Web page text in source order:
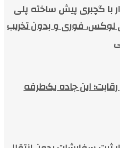
با گچبری پیش ساخته پلی
لوکس، فوری و بدون تخریب
رقابت؛ این جاده یک‌طرفه